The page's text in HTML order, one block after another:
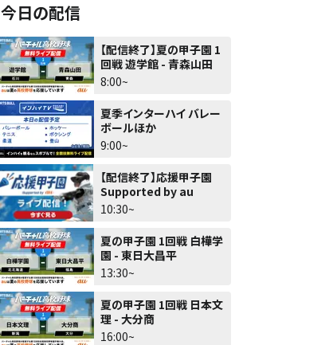
今日の配信
【配信終了】夏の甲子園 1
回戦 遊学館 - 青森山田
8:00~
夏季インターハイ バレー
ボールほか
9:00~
【配信終了】応援甲子園
Supported by au
10:30~
夏の甲子園 1回戦 白樺学
園 - 東日大昌平
13:30~
夏の甲子園 1回戦 日本文
理 - 大分商
16:00~